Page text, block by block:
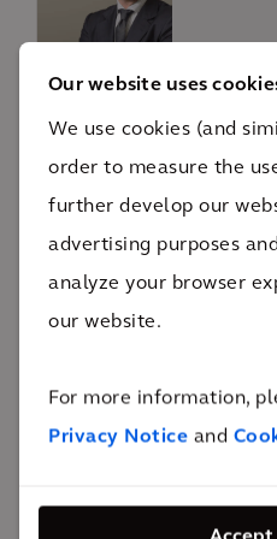
Our website uses
We use cookies (and
order to measure the
further develop our
advertising purposes
analyze your browser
our website.
For more information,
Privacy Notice and
MAG 31,
del
Generale
GIU 16,